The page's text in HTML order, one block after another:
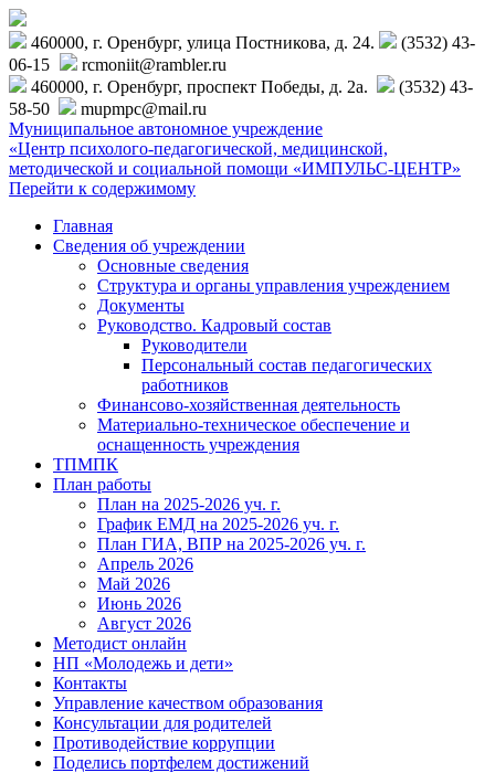
460000, г. Оренбург, улица Постникова, д. 24.
(3532) 43-
06-15
rcmoniit@rambler.ru
460000, г. Оренбург, проспект Победы, д. 2а.
(3532) 43-
58-50
mupmpc@mail.ru
Муниципальное автономное учреждение
«Центр психолого-педагогической, медицинской,
методической и социальной помощи «ИМПУЛЬС-ЦЕНТР»
Перейти к содержимому
Главная
Сведения об учреждении
Основные сведения
Структура и органы управления учреждением
Документы
Руководство. Кадровый состав
Руководители
Персональный состав педагогических
работников
Финансово-хозяйственная деятельность
Материально-техническое обеспечение и
оснащенность учреждения
ТПМПК
План работы
План на 2025-2026 уч. г.
График ЕМД на 2025-2026 уч. г.
План ГИА, ВПР на 2025-2026 уч. г.
Апрель 2026
Май 2026
Июнь 2026
Август 2026
Методист онлайн
НП «Молодежь и дети»
Контакты
Управление качеством образования
Консультации для родителей
Противодействие коррупции
Поделись портфелем достижений